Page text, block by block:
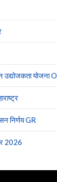
उद्योजकता योजना
निर्णय GR
2026